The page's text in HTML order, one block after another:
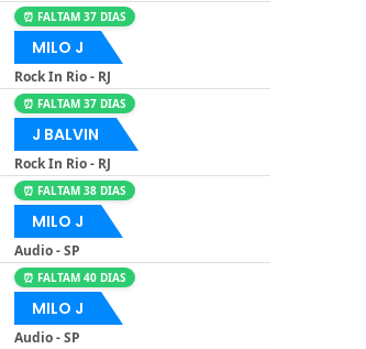
⏰ FALTAM 37 DIAS
MILO J
Rock In Rio - RJ
⏰ FALTAM 37 DIAS
J BALVIN
Rock In Rio - RJ
⏰ FALTAM 38 DIAS
MILO J
Audio - SP
⏰ FALTAM 40 DIAS
MILO J
Audio - SP